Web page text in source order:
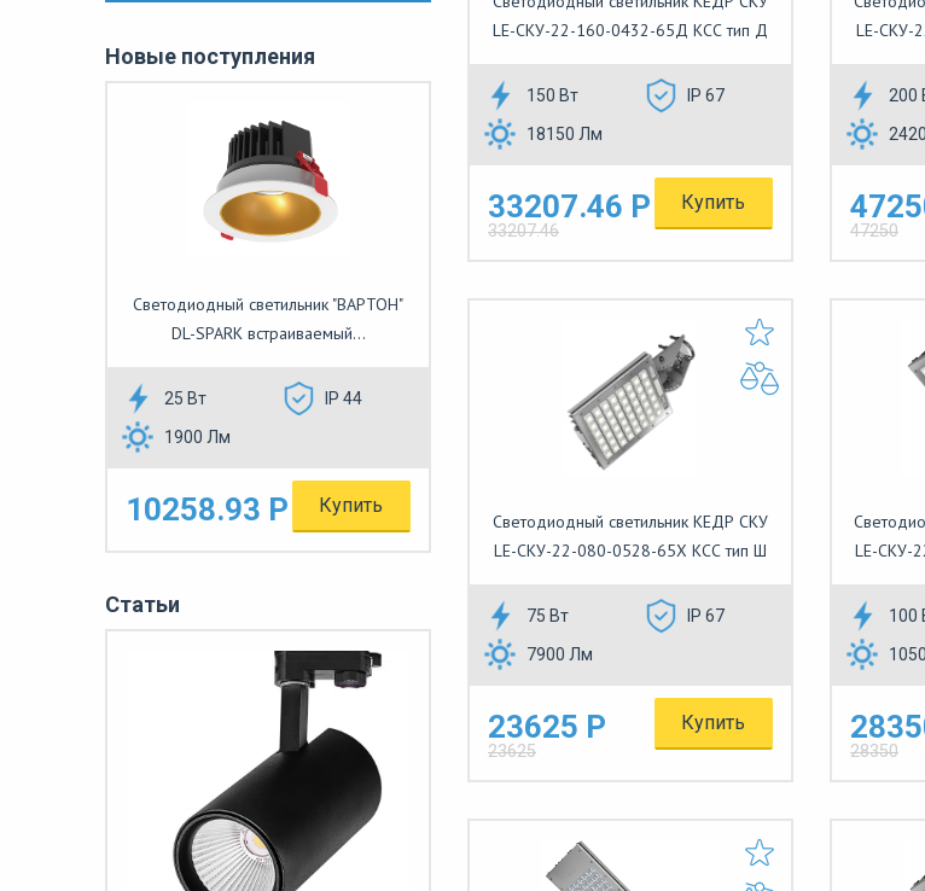
Новые поступления
Светодиодный светильник "ВАРТОН"
DL-SPARK встраиваемый...
25 Вт
IP 44
1900 Лм
10258.93 Р Купить
Статьи
LE-СКУ-22-160-0432-65Д КСС тип Д
150 Вт
IP 67
18150 Лм
33207.46 Р
33207.46
Купить
LE-СКУ-
200
47250
Светодиодный светильник КЕДР СКУ
LE-СКУ-22-080-0528-65Х КСС тип Ш
75 Вт
IP 67
7900 Лм
23625 Р
23625
Купить
LE-СКУ-
100
28350